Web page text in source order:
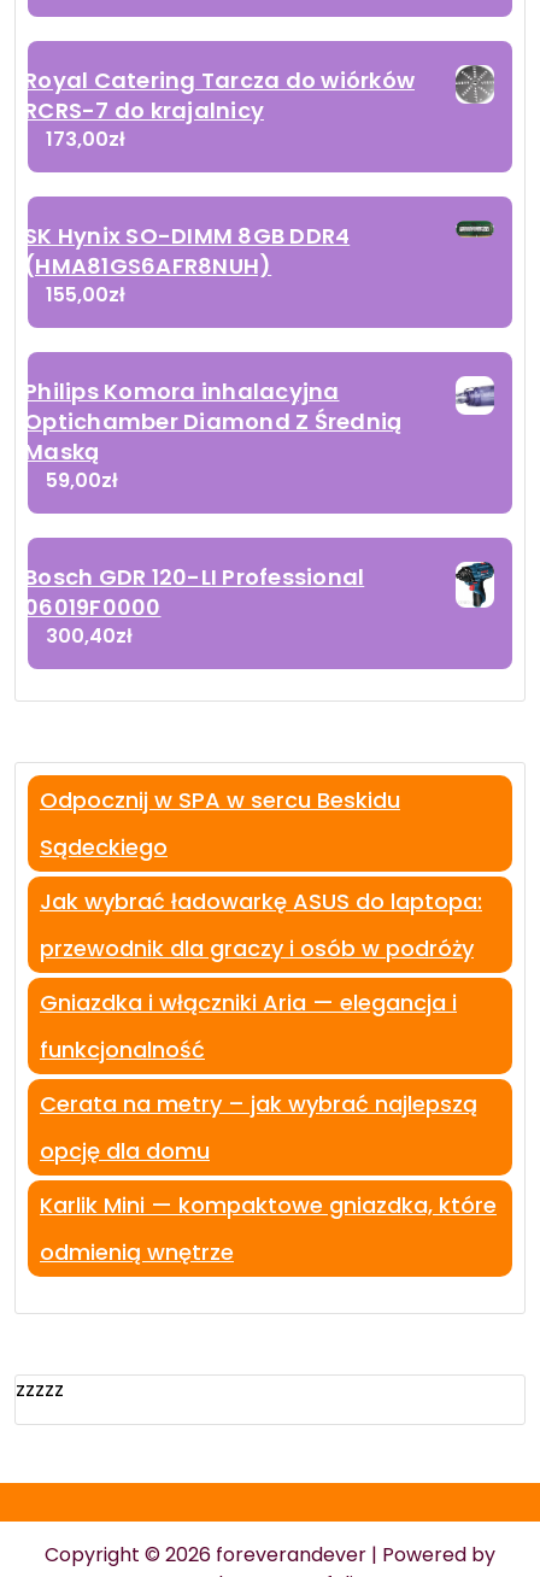
Royal Catering Tarcza do wiórków
RCRS-7 do krajalnicy
173,00zł
SK Hynix SO-DIMM 8GB DDR4
(HMA81GS6AFR8NUH)
155,00zł
Philips Komora inhalacyjna
Optichamber Diamond Z Średnią
Maską
59,00zł
Bosch GDR 120-LI Professional
06019F0000
300,40zł
Odpocznij w SPA w sercu Beskidu
Sądeckiego
Jak wybrać ładowarkę ASUS do laptopa:
przewodnik dla graczy i osób w podróży
Gniazdka i włączniki Aria — elegancja i
funkcjonalność
Cerata na metry – jak wybrać najlepszą
opcję dla domu
Karlik Mini — kompaktowe gniazdka, które
odmienią wnętrze
zzzzz
Copyright © 2026 foreverandever | Powered by